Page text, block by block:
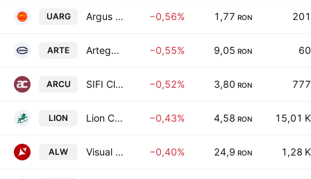
UARG Argus SA Constanta −0,56% 1,77 RON 201
ARTE Artego SA −0,55% 9,05 RON 60
ARCU SIFI Cluj Retail SA −0,52% 3,80 RON 777
LION Lion Capital S.A. −0,43% 4,58 RON 15,01 K
ALW Visual Fan SA −0,40% 24,9 RON 1,28 K